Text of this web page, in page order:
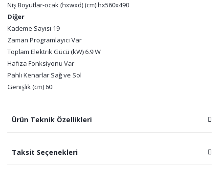
Niş Boyutlar-ocak (hxwxd) (cm) hx560x490
Diğer
Kademe Sayısı 19
Zaman Programlayıcı Var
Toplam Elektrik Gücü (kW) 6.9 W
Hafıza Fonksiyonu Var
Pahlı Kenarlar Sağ ve Sol
Genişlik (cm) 60
Ürün Teknik Özellikleri
Taksit Seçenekleri